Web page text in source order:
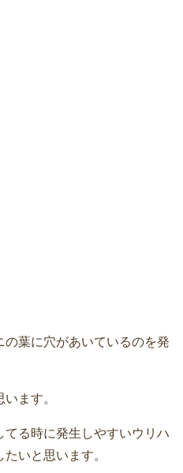
葉に穴があいているのを発
ます。
る時に発生しやすいウリハ
いと思います。